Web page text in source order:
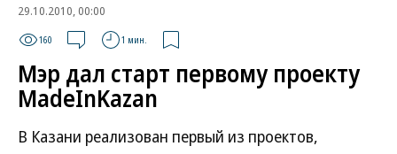
29.10.2010, 00:00
160 1 мин.
Мэр дал старт первому проекту
MadeInKazan
В Казани реализован первый из проектов,